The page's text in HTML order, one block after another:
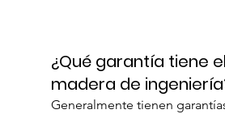
¿Qué garantía tiene
madera de
Generalmente tienen